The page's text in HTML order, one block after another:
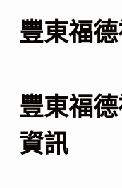
豐東福
豐東福
資訊